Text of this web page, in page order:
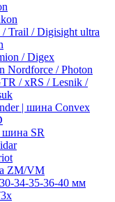
/ Trail / Digisight ultra
/ Digex
Nordforce / Photon
/ xRS / Lesnik /
| шина Convex
шина SR
ZM/VM
34-35-36-40 мм